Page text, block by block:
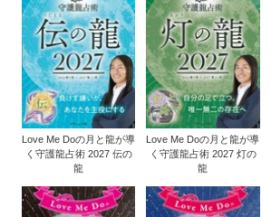
Love Me Doの月と龍が導
く守護龍占術 2027 伝の
龍
Love Me Doの月と龍が導
く守護龍占術 2027 灯の
龍